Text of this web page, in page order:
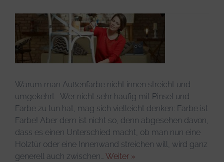
KFZ- und Bootsbedarf
Infos & Tipps
Warum man Außenfarbe nicht innen streicht und
umgekehrt Wer nicht sehr häufig mit Pinsel und
Farbe zu tun hat, mag sich vielleicht denken: Farbe ist
Farbe! Aber dem ist nicht so, denn abgesehen davon,
dass es einen Unterschied macht, ob man nun eine
Holztür oder eine Innenwand streichen will, wird ganz
generell auch zwischen… Weiter »